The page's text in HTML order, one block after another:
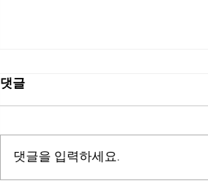
척추압박골절 치료의 완성은
에서 가장 먼저 좋아지기를 바라는
댓글
댓글을 입력하세요.